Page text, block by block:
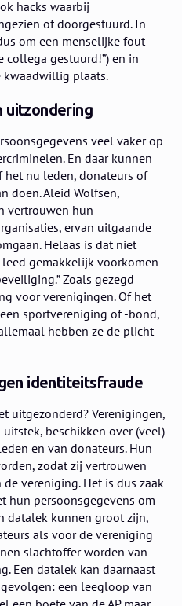
hacks waarbij
of doorgestuurd. In
om een menselijke fout
collega gestuurd!”) en in
kwaadwillig plaats.
uitzondering
veel vaker op
En daar kunnen
het nu leden, donateurs of
doen. Aleid Wolfsen,
vertrouwen hun
ervan uitgaande
Helaas is dat niet
gemakkelijk voorkomen
Zoals gezegd
voor verenigingen. Of het
sportvereniging of -bond,
hebben ze de plicht
identiteitsfraude
uitgezonderd? Verenigingen,
beschikken over (veel)
en van donateurs. Hun
zodat zij vertrouwen
vereniging. Het is dus zaak
hun persoonsgegevens om
datalek kunnen groot zijn,
als voor de vereniging
slachtoffer worden van
Een datalek kan daarnaast
een leegloop van